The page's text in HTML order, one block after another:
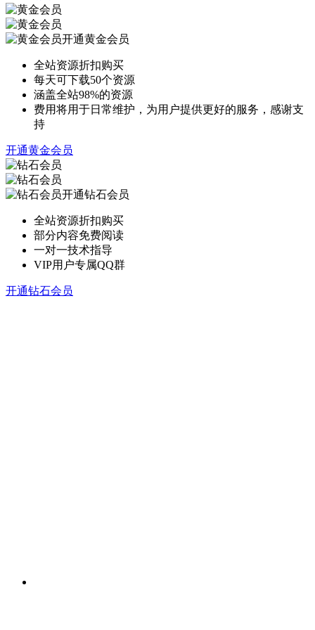
开通黄金会员
全站资源折扣购买
每天可下载50个资源
涵盖全站98%的资源
费用将用于日常维护，为用户提供更好的服务，感谢支
持
开通黄金会员
开通钻石会员
全站资源折扣购买
部分内容免费阅读
一对一技术指导
VIP用户专属QQ群
开通钻石会员